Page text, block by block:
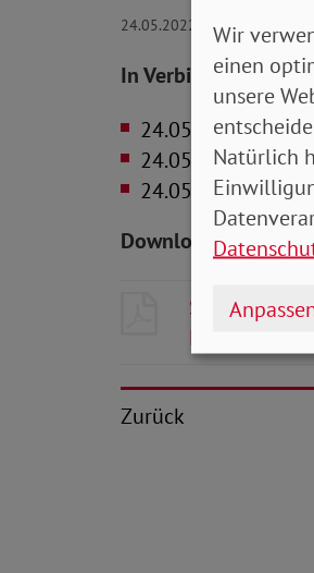
24.05.2022
In Verbindung
24.05.2022
24.05.2022Bei
24.05.2022Alles
Downloads zum
SoVD-
Zurück
Wir
einen
unsere
Natürlich